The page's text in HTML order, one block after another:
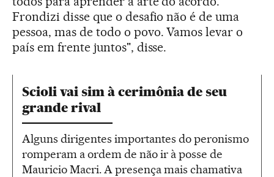
Frondizi disse que o desafio não é de uma
pessoa, mas de todo o povo. Vamos levar o
país em frente juntos", disse.
Scioli vai sim à cerimônia de seu
grande rival
Alguns dirigentes importantes do peronismo
romperam a ordem de não ir à posse de
Mauricio Macri. A presença mais chamativa